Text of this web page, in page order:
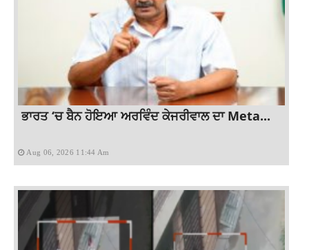
ਭਾਰਤ ‘ਚ ਬੈਨ ਹੋਇਆ ਅਰਵਿੰਦ ਕੇਜਰੀਵਾਲ ਦਾ Meta...
Aug 06, 2026 11:44 Am